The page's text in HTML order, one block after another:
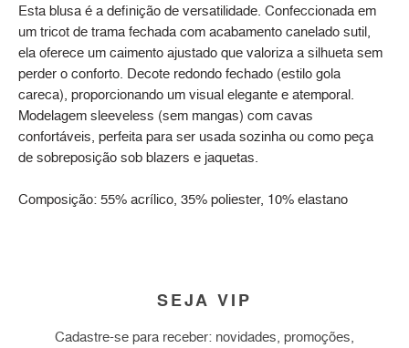
Esta blusa é a definição de versatilidade. Confeccionada em
um tricot de trama fechada com acabamento canelado sutil,
ela oferece um caimento ajustado que valoriza a silhueta sem
perder o conforto. Decote redondo fechado (estilo gola
careca), proporcionando um visual elegante e atemporal.
Modelagem sleeveless (sem mangas) com cavas
confortáveis, perfeita para ser usada sozinha ou como peça
de sobreposição sob blazers e jaquetas.
Composição: 55% acrílico, 35% poliester, 10% elastano
SEJA VIP
Cadastre-se para receber: novidades, promoções,